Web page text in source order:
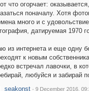
что огорчает:
поначалу. Хотя
много и с
датируемая 1970
из интернета и еще одну
к новым
встречал лавочки, в
любуйся и забирай
seakonst · 9 December 2016,